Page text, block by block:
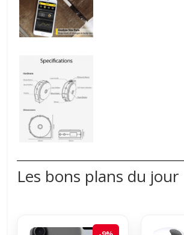
Les bons plans du jour